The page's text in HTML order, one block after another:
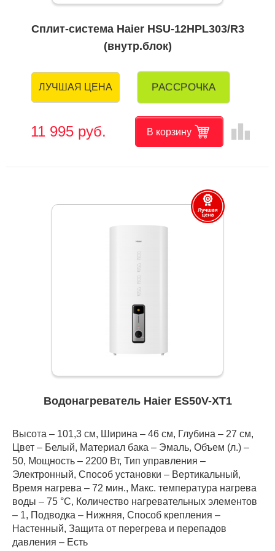
Сплит-система Haier HSU-12HPL303/R3
(внутр.блок)
ЛУЧШАЯ ЦЕНА РАССРОЧКА
11 995 руб. В корзину leaderboard
Водонагреватель Haier ES50V-XT1
Высота – 101,3 см, Ширина – 46 см, Глубина – 27 см,
Цвет – Белый, Материал бака – Эмаль, Объем (л.) –
50, Мощность – 2200 Вт, Тип управления –
Электронный, Способ установки – Вертикальный,
Время нагрева – 72 мин., Макс. температура нагрева
воды – 75 °С, Количество нагревательных элементов
– 1, Подводка – Нижняя, Способ крепления –
Настенный, Защита от перегрева и перепадов
давления – Есть